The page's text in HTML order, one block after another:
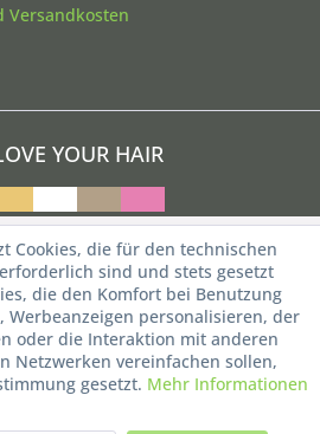
Versandkosten
YOUR HAIR
Cookies, die für den technischen
sind und stets gesetzt
die den Komfort bei Benutzung
Werbeanzeigen personalisieren, der
oder die Interaktion mit anderen
Netzwerken vereinfachen sollen,
gesetzt. Mehr Informationen